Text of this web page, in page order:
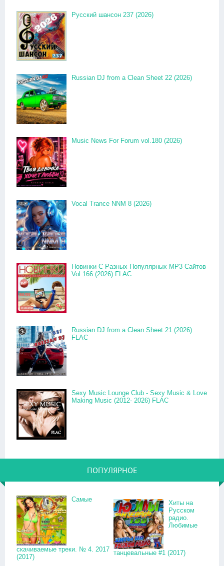
Русский шансон 237 (2026)
Russian DJ from a Clean Sheet 22 (2026)
Music News For Forum vol.180 (2026)
Vocal Trance NNM 8 (2026)
Новинки С Разных Популярных MP3 Сайтов
Vol.166 (2026) FLAC
Russian DJ from a Clean Sheet 21 (2026)
FLAC
Sexy Music Lounge Club - Sexy Music & Love
Making Music (2012- 2026) FLAC
ПОПУЛЯРНОЕ
Самые
скачиваемые треки. № 4. 2017
(2017)
Хиты на
Русском
радио.
Любимые
танцевальные #1 (2017)